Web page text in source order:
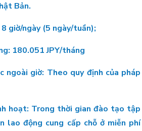
Bản.
giờ/ngày (5 ngày/tuần);
180.051 JPY/tháng
ngoài giờ: Theo quy định của pháp
hoạt: Trong thời gian đào tạo tập
lao động cung cấp chỗ ở miễn phí